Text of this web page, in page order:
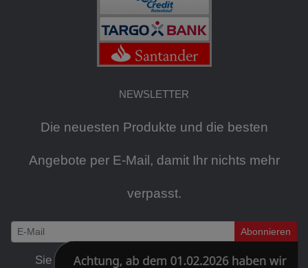
NEWSLETTER
Die neuesten Produkte und die besten
Angebote per E-Mail, damit Ihr nichts mehr
verpasst.
Abonnieren
Sie können den Newsletter jederzeit kostenlos